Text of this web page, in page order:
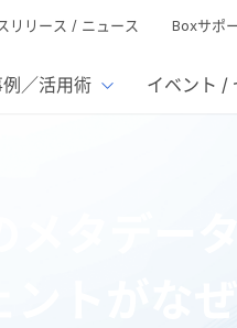
リリース / ニュース Boxサポ
／活用術 イベント /
メタデー
ントがな